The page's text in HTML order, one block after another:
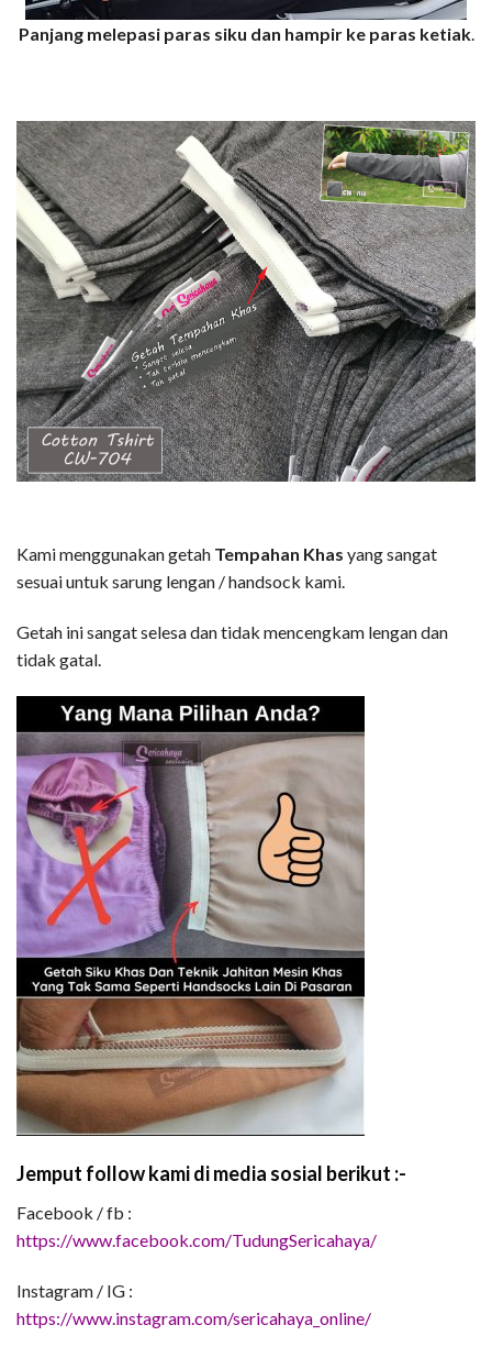
Panjang melepasi paras siku dan hampir ke paras ketiak.
Kami menggunakan getah Tempahan Khas yang sangat
sesuai untuk sarung lengan / handsock kami.
Getah ini sangat selesa dan tidak mencengkam lengan dan
tidak gatal.
Jemput follow kami di media sosial berikut :-
Facebook / fb :
https://www.facebook.com/TudungSericahaya/
Instagram / IG :
https://www.instagram.com/sericahaya_online/